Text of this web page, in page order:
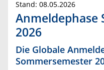
Stand: 08.05.2026
Anmeldephase
2026
Die Globale
Sommersemester